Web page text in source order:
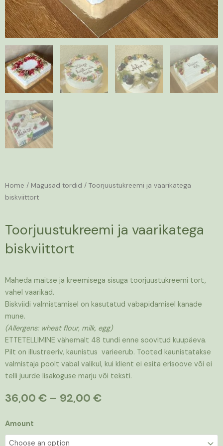
Home / Magusad tordid / Toorjuustukreemi ja vaarikatega
biskviittort
Toorjuustukreemi ja vaarikatega
biskviittort
Maheda maitse ja kreemisega sisuga toorjuustukreemi tort,
vahel vaarikad.
Biskviidi valmistamisel on kasutatud vabapidamisel kanade
mune.
(Allergens: wheat flour, milk, egg)
ETTETELLIMINE vähemalt 48 tundi enne soovitud kuupäeva.
Pilt on illustreeriv, kaunistus varieerub. Tooted kaunistatakse
valmistaja poolt vabal valikul, kui klient ei esita erisoove või ei
telli juurde lisakoguse marju või teksti.
36,00 € – 92,00 €Price
through
Amount
Toorjuustukreemi
ja